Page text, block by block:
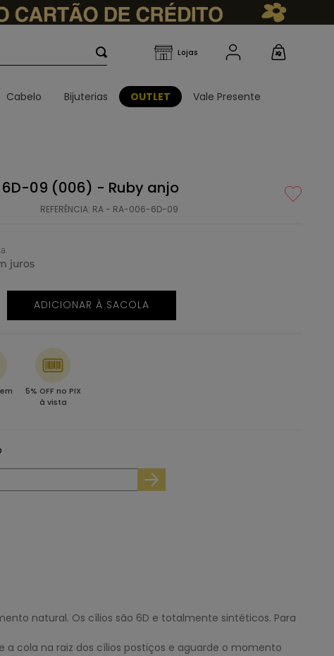
Cabelo Bijuterias OUTLET Vale Presente
09 (006) - Ruby anjo
REFERÊNCIA: RA - RA-006-6D-09
juros
ADICIONAR À SACOLA
5% OFF no PIX
à vista
natural. Os cílios são 6D e totalmente sintéticos. Para
cola na raiz dos cílios postiços e aguarde o momento